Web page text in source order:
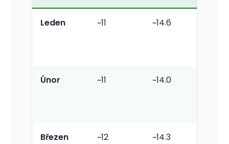
Leden ~11 ~14.6
Únor ~11 ~14.0
Březen ~12 ~14.3